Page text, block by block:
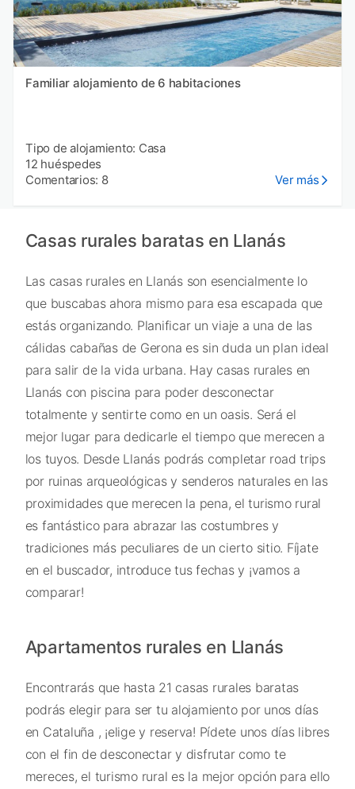
Familiar alojamiento de 6 habitaciones
Tipo de alojamiento: Casa
12 huéspedes
Comentarios: 8
Ver más
Casas rurales baratas en Llanás
Las casas rurales en Llanás son esencialmente lo
que buscabas ahora mismo para esa escapada que
estás organizando. Planificar un viaje a una de las
cálidas cabañas de Gerona es sin duda un plan ideal
para salir de la vida urbana. Hay casas rurales en
Llanás con piscina para poder desconectar
totalmente y sentirte como en un oasis. Será el
mejor lugar para dedicarle el tiempo que merecen a
los tuyos. Desde Llanás podrás completar road trips
por ruinas arqueológicas y senderos naturales en las
proximidades que merecen la pena, el turismo rural
es fantástico para abrazar las costumbres y
tradiciones más peculiares de un cierto sitio. Fíjate
en el buscador, introduce tus fechas y ¡vamos a
comparar!
Apartamentos rurales en Llanás
Encontrarás que hasta 21 casas rurales baratas
podrás elegir para ser tu alojamiento por unos días
en Cataluña , ¡elige y reserva! Pídete unos días libres
con el fin de desconectar y disfrutar como te
mereces, el turismo rural es la mejor opción para ello